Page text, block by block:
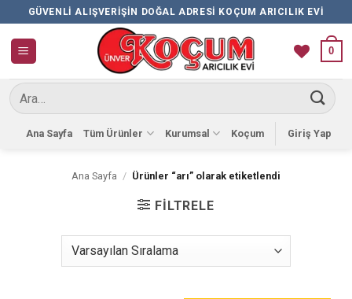
İçeriğe
atla
GÜVENLI ALIŞVERIŞIN DOĞAL ADRESI KOÇUM ARICILIK EVI
0
Ara:
Ana Sayfa Tüm Ürünler Kurumsal Koçum Giriş Yap
Ana Sayfa / Ürünler “arı” olarak etiketlendi
FILTRELE